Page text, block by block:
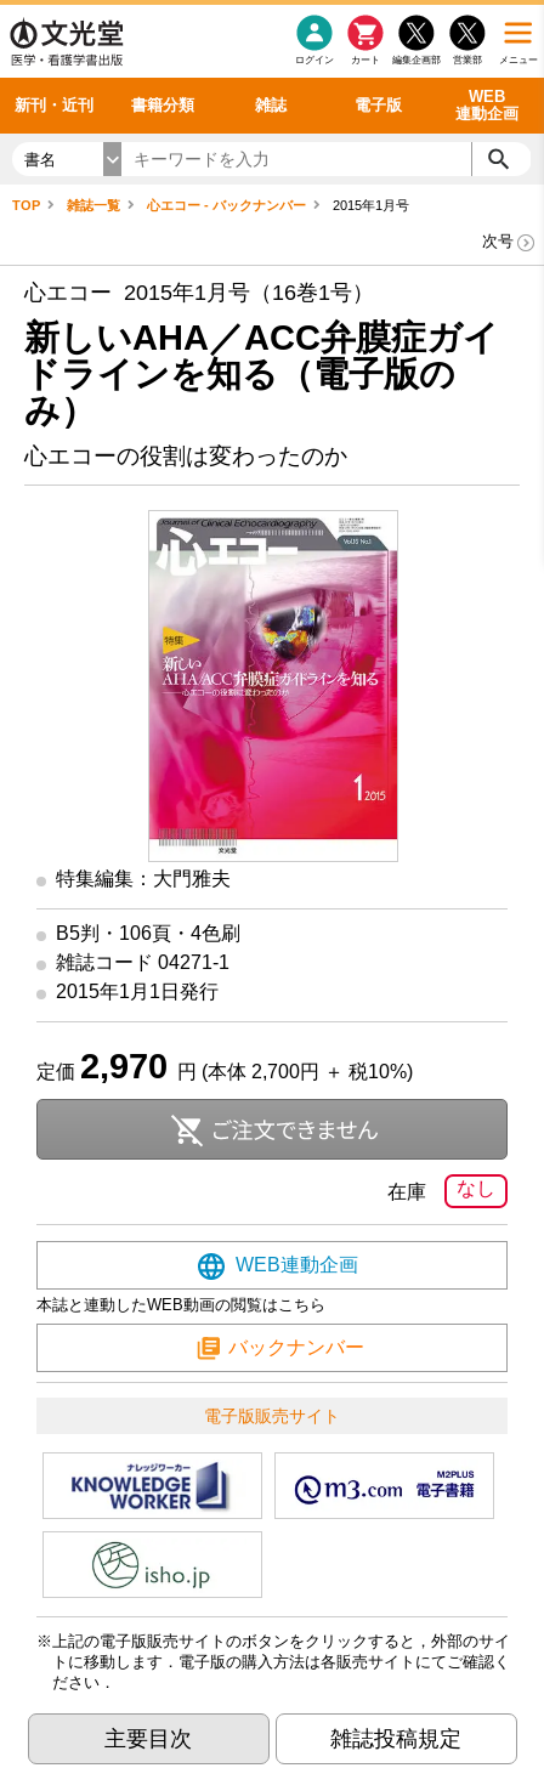
メニュー
営業部
編集企画部
カート
ログイン
新刊・近刊 書籍分類 雑誌 電子版
WEB
連動企画
感染症 老年医学
看護・介護
呼吸器
循環器
シリーズ一覧
雑誌投稿規定
理学療法
雑誌案内・年間購読 最新号 バックナンバー
電子書籍
電子雑誌
書籍「データに基づく臨床動作分析」WEB動画
書籍「眼手術学」WEB動画
書籍「神経症候学 II 改訂第二版」 WEB動画
新刊一覧
今後の発行予定
書名
TOP 雑誌一覧 心エコー - バックナンバー 2015年1月号
次号
心エコー 2015年1月号（16巻1号）
新しいAHA／ACC弁膜症ガイ
ドラインを知る（電子版の
み）
心エコーの役割は変わったのか
特集編集：大門雅夫
B5判・106頁・4色刷
雑誌コード 04271-1
2015年1月1日発行
定価 2,970 円 (本体 2,700円 ＋ 税10%)
なし
在庫
WEB連動企画
本誌と連動したWEB動画の閲覧はこちら
バックナンバー
電子版販売サイト
上記の電子版販売サイトのボタンをクリックすると，外部のサイ
トに移動します．電子版の購入方法は各販売サイトにてご確認く
ださい．
主要目次 雑誌投稿規定